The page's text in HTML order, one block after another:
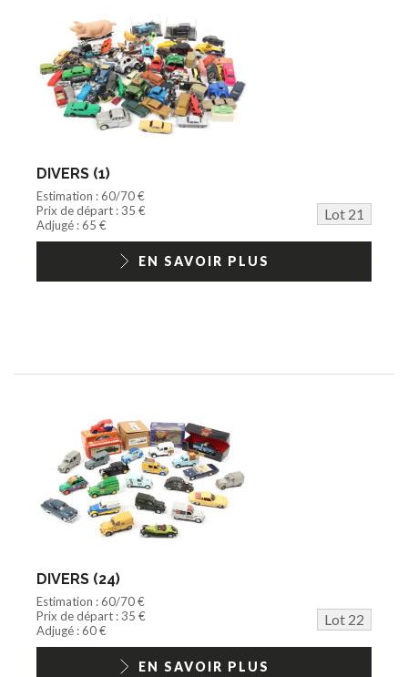
DIVERS (1)
Estimation : 60/70 €
Prix de départ : 35 €
Lot 21
Adjugé : 65 €
EN SAVOIR PLUS
DIVERS (24)
Estimation : 60/70 €
Prix de départ : 35 €
Lot 22
Adjugé : 60 €
EN SAVOIR PLUS